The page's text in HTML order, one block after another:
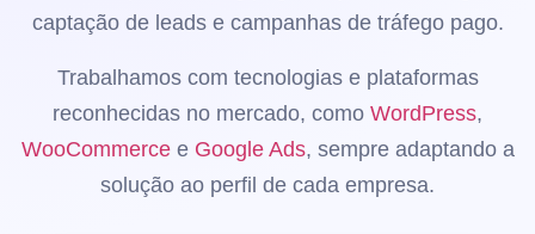
captação de leads e campanhas de tráfego pago.
Trabalhamos com tecnologias e plataformas
reconhecidas no mercado, como WordPress,
WooCommercee Google Ads, sempre adaptando a
solução ao perfil de cada empresa.